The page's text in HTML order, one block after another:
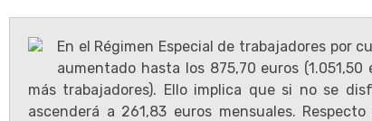
En el Régimen Especial de trabajadores por
aumentado hasta los 875,70 euros
más trabajadores). Ello implica que si no se
ascenderá a 261,83 euros mensuales.